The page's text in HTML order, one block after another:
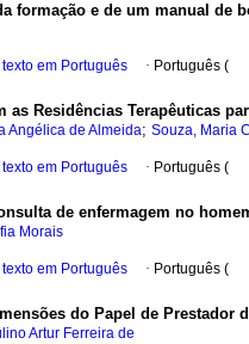
formação e de um manual de
texto em Português · Português (
Residências Terapêuticas
Angélica de Almeida; Souza, Maria
texto em Português · Português (
de enfermagem no
Morais
texto em Português · Português (
do Papel de Prestador
Artur Ferreira de